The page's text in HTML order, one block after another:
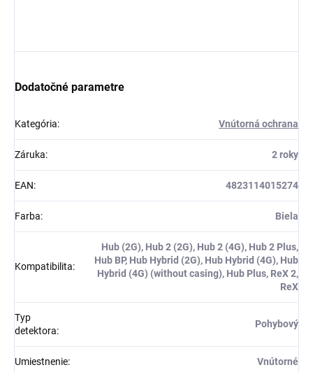
Dodatočné parametre
Kategória: Vnútorná ochrana
Záruka: 2 roky
EAN: 4823114015274
Farba: Biela
Kompatibilita:
Hub (2G), Hub 2 (2G), Hub 2 (4G), Hub 2 Plus,
Hub BP, Hub Hybrid (2G), Hub Hybrid (4G), Hub
Hybrid (4G) (without casing), Hub Plus, ReX 2,
ReX
Typ
detektora:
Pohybový
Umiestnenie: Vnútorné